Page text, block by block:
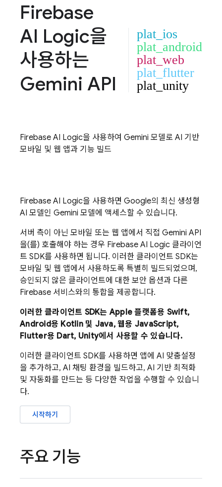
Firebase
AI Logic을
사용하는
Gemini API
plat_ios
plat_android
plat_web
plat_flutter
plat_unity
Firebase AI Logic을 사용하여 Gemini 모델로 AI 기반
모바일 및 웹 앱과 기능 빌드
Firebase AI Logic을 사용하면 Google의 최신 생성형
AI 모델인 Gemini 모델에 액세스할 수 있습니다.
서버 측이 아닌 모바일 또는 웹 앱에서 직접 Gemini API
을(를) 호출해야 하는 경우 Firebase AI Logic 클라이언
트 SDK를 사용하면 됩니다. 이러한 클라이언트 SDK는
모바일 및 웹 앱에서 사용하도록 특별히 빌드되었으며,
승인되지 않은 클라이언트에 대한 보안 옵션과 다른
Firebase 서비스와의 통합을 제공합니다.
이러한 클라이언트 SDK는 Apple 플랫폼용 Swift,
Android용 Kotlin 및 Java, 웹용 JavaScript,
Flutter용 Dart, Unity에서 사용할 수 있습니다.
이러한 클라이언트 SDK를 사용하면 앱에 AI 맞춤설정
을 추가하고, AI 채팅 환경을 빌드하고, AI 기반 최적화
및 자동화를 만드는 등 다양한 작업을 수행할 수 있습니
다.
시작하기
주요 기능